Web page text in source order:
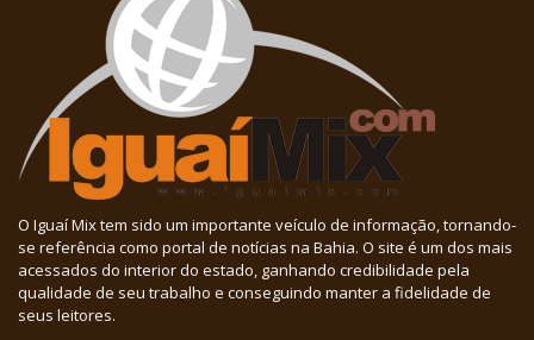
O Iguaí Mix tem sido um importante veículo de informação, tornando-
se referência como portal de notícias na Bahia. O site é um dos mais
acessados do interior do estado, ganhando credibilidade pela
qualidade de seu trabalho e conseguindo manter a fidelidade de
seus leitores.